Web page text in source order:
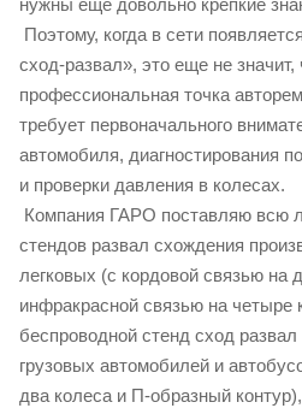
нужны еще довольно крепкие
Поэтому, когда в сети
сход-развал», это еще не значит,
профессиональная точка
требует первоначального
автомобиля, диагностирования
и проверки давления в колесах.
Компания ГАРО поставляю всю
стендов развал схождения
легковых (с кордовой связью на
инфракрасной связью на четыре
беспроводной стенд сход
грузовых автомобилей и
два колеса и П-образный